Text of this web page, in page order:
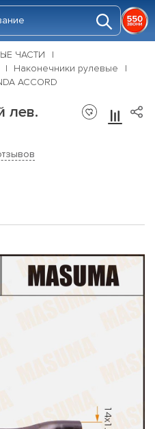
ЧАСТИ
Наконечники рулевые
ACCORD
лев.